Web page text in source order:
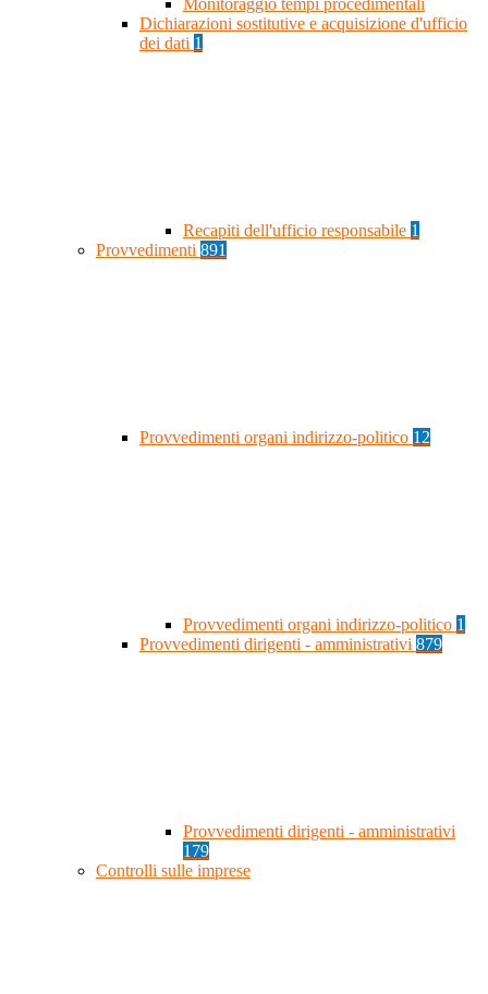
Monitoraggio tempi procedimentali
Dichiarazioni sostitutive e acquisizione d'ufficio
dei dati 1
Recapiti dell'ufficio responsabile 1
Provvedimenti 891
Provvedimenti organi indirizzo-politico 12
Provvedimenti organi indirizzo-politico 1
Provvedimenti dirigenti - amministrativi 879
Provvedimenti dirigenti - amministrativi
179
Controlli sulle imprese